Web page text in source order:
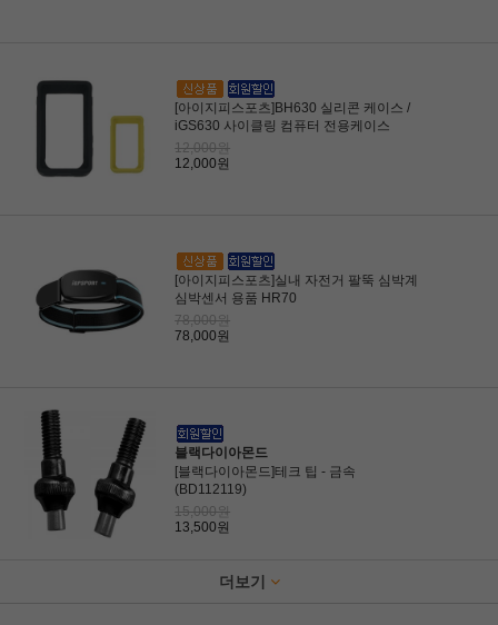
[아이지피스포츠]BH630 실리콘 케이스 /
iGS630 사이클링 컴퓨터 전용케이스
12,000원
12,000원
[아이지피스포츠]실내 자전거 팔뚝 심박계
심박센서 용품 HR70
78,000원
78,000원
블랙다이아몬드
[블랙다이아몬드]테크 팁 - 금속
(BD112119)
15,000원
13,500원
더보기